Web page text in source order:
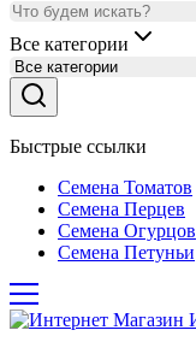
Все категории
Быстрые ссылки
Семена Томатов
Семена Перцев
Семена Огурцов
Семена Петуньи